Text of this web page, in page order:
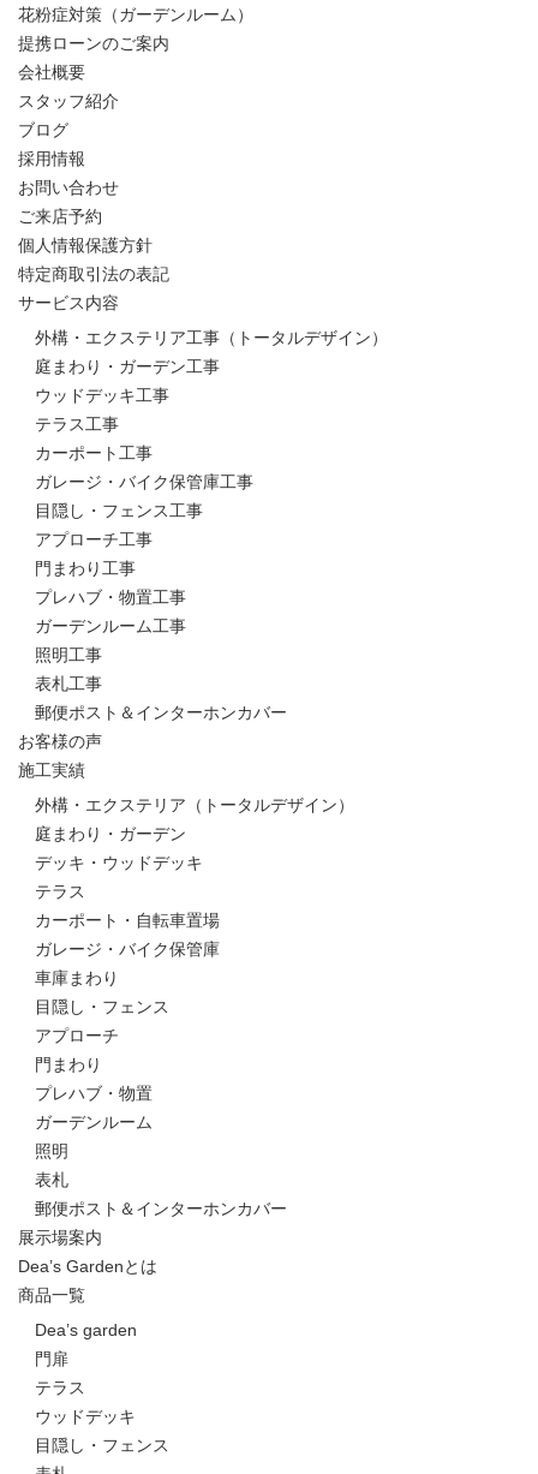
花粉症対策（ガーデンルーム）
提携ローンのご案内
会社概要
スタッフ紹介
ブログ
採用情報
お問い合わせ
ご来店予約
個人情報保護方針
特定商取引法の表記
サービス内容
外構・エクステリア工事（トータルデザイン）
庭まわり・ガーデン工事
ウッドデッキ工事
テラス工事
カーポート工事
ガレージ・バイク保管庫工事
目隠し・フェンス工事
アプローチ工事
門まわり工事
プレハブ・物置工事
ガーデンルーム工事
照明工事
表札工事
郵便ポスト＆インターホンカバー
お客様の声
施工実績
外構・エクステリア（トータルデザイン）
庭まわり・ガーデン
デッキ・ウッドデッキ
テラス
カーポート・自転車置場
ガレージ・バイク保管庫
車庫まわり
目隠し・フェンス
アプローチ
門まわり
プレハブ・物置
ガーデンルーム
照明
表札
郵便ポスト＆インターホンカバー
展示場案内
Dea’s Gardenとは
商品一覧
Dea’s garden
門扉
テラス
ウッドデッキ
目隠し・フェンス